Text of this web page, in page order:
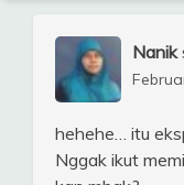
Nanik
hehehe… itu
Nggak ikut